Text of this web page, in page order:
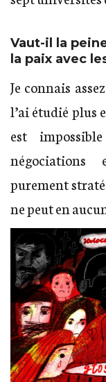
Vaut-il la
la paix avec
Je connais
l’ai étudié plus
est
purement
ne peut en